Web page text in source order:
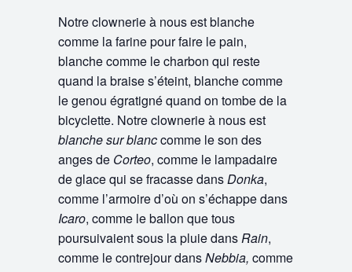
Notre clownerie à nous est blanche
comme la farine pour faire le pain,
blanche comme le charbon qui reste
quand la braise s’éteint, blanche comme
le genou égratigné quand on tombe de la
bicyclette. Notre clownerie à nous est
blanche sur blanccomme le son des
anges de Corteo, comme le lampadaire
de glace qui se fracasse dansDonka,
comme l’armoire d’où on s’échappe dans
Icaro, comme le ballon que tous
poursuivaient sous la pluie dansRain,
comme le contrejour dansNebbia, comme